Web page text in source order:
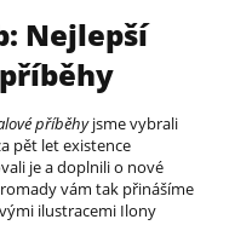
Nejlepší
příběhyjsme vybrali
pět let existence
je a doplnili o nové
vám tak přinášíme
ilustracemi Ilony